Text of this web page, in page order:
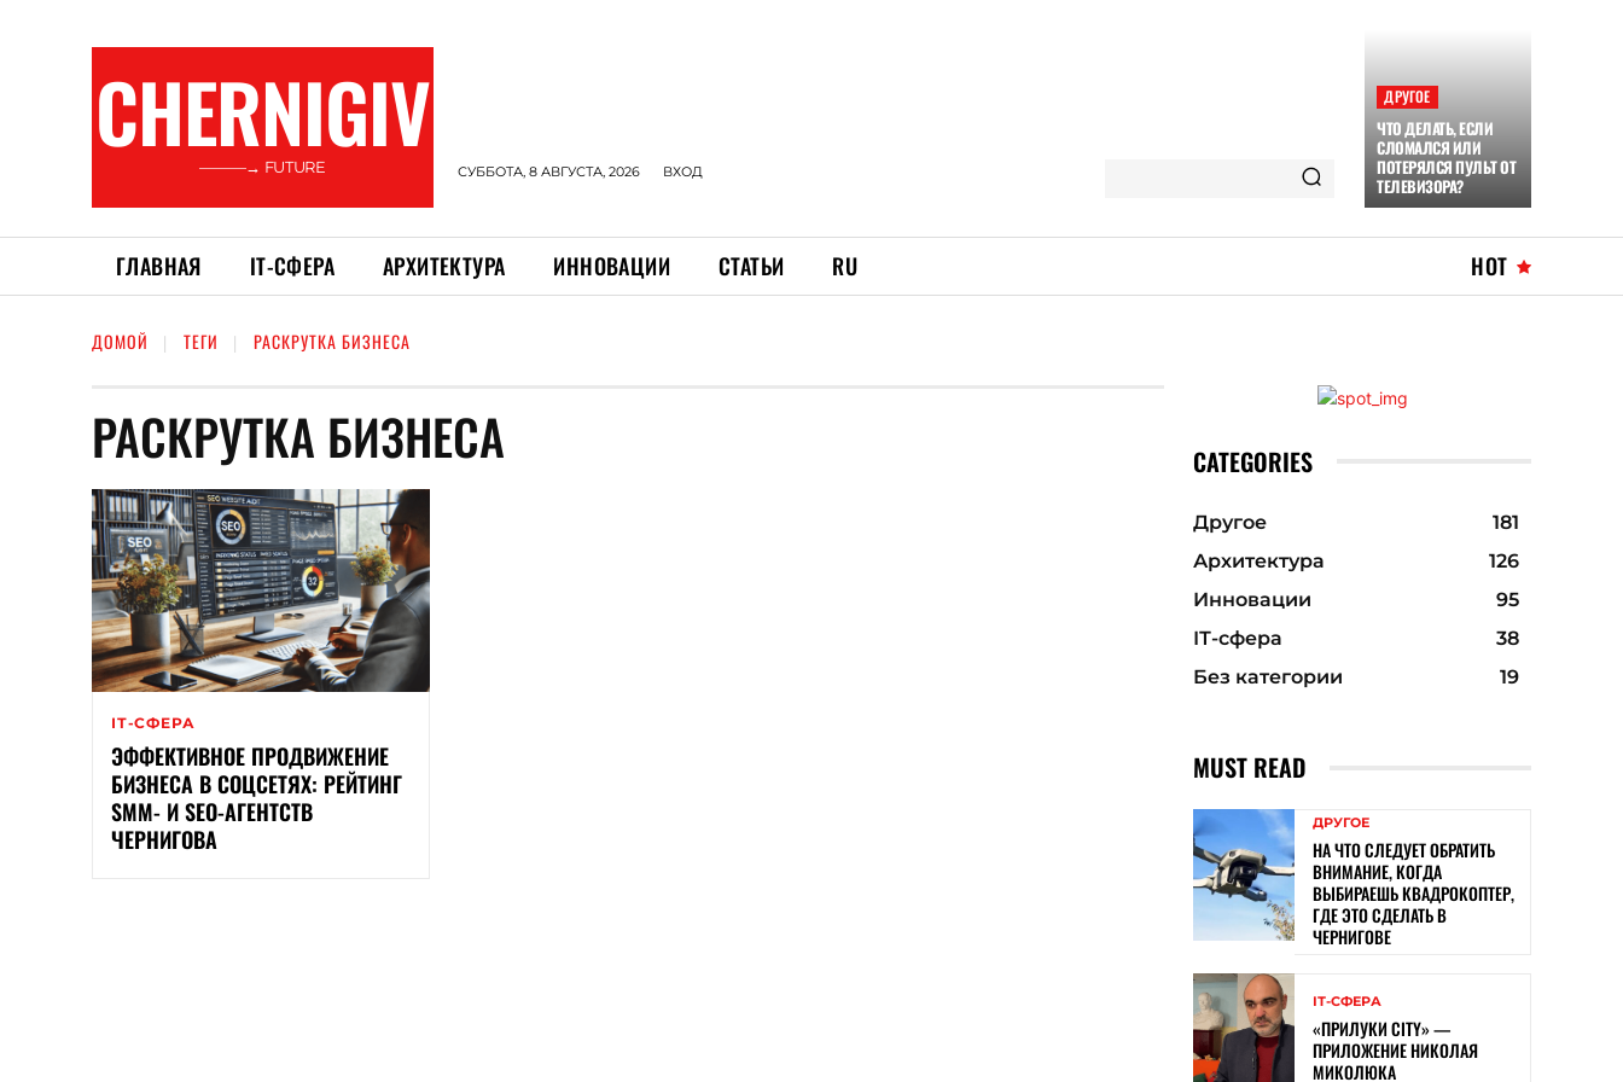
CHERNIGIV
———→ FUTURE СУББОТА, 8 АВГУСТА, 2026 ВХОД
ДРУГОЕ
ЧТО ДЕЛАТЬ, ЕСЛИ
СЛОМАЛСЯ ИЛИ
ПОТЕРЯЛСЯ ПУЛЬТ ОТ
ТЕЛЕВИЗОРА?
ГЛАВНАЯ ІТ-СФЕРА АРХИТЕКТУРА ИННОВАЦИИ СТАТЬИ RU HOT
ДОМОЙ ТЕГИ РАСКРУТКА БИЗНЕСА
РАСКРУТКА БИЗНЕСА
ІТ-СФЕРА
ЭФФЕКТИВНОЕ ПРОДВИЖЕНИЕ
БИЗНЕСА В СОЦСЕТЯХ: РЕЙТИНГ
SMM- И SEO-АГЕНТСТВ
ЧЕРНИГОВА
CATEGORIES
Другое
181
Архитектура
126
Инновации
95
ІТ-сфера
38
Без категории
19
MUST READ
ДРУГОЕ
НА ЧТО СЛЕДУЕТ ОБРАТИТЬ
ВНИМАНИЕ, КОГДА
ВЫБИРАЕШЬ КВАДРОКОПТЕР,
ГДЕ ЭТО СДЕЛАТЬ В
ЧЕРНИГОВЕ
ІТ-СФЕРА
«ПРИЛУКИ CITY» —
ПРИЛОЖЕНИЕ НИКОЛАЯ
МИКОЛЮКА